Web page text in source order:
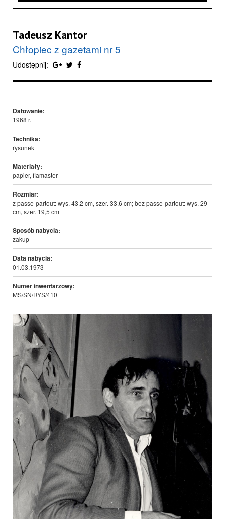
Tadeusz Kantor
Chłopiec z gazetami nr 5
Udostępnij:
Datowanie:
1968 r.
Technika:
rysunek
Materiały:
papier, flamaster
Rozmiar:
z passe-partout: wys. 43,2 cm, szer. 33,6 cm; bez passe-partout: wys. 29
cm, szer. 19,5 cm
Sposób nabycia:
zakup
Data nabycia:
01.03.1973
Numer inwentarzowy:
MS/SN/RYS/410